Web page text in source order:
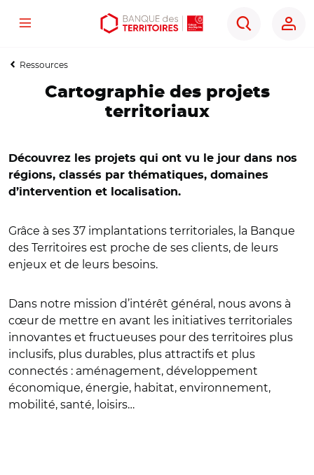
Aller
contenu
Aller
menu
Ouvrir
outils
Menu
Rechercher
Ressources
Cartographie des projets
territoriaux
Découvrez les projets qui ont vu le jour dans nos
régions, classés par thématiques, domaines
d’intervention et localisation.
Grâce à ses 37 implantations territoriales, la Banque
des Territoires est proche de ses clients, de leurs
enjeux et de leurs besoins.
Dans notre mission d’intérêt général, nous avons à
cœur de mettre en avant les initiatives territoriales
innovantes et fructueuses pour des territoires plus
inclusifs, plus durables, plus attractifs et plus
connectés : aménagement, développement
économique, énergie, habitat, environnement,
mobilité, santé, loisirs…